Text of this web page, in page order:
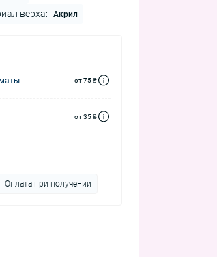
верха: Акрил
от 75 ₴
от 35 ₴
Оплата при получении